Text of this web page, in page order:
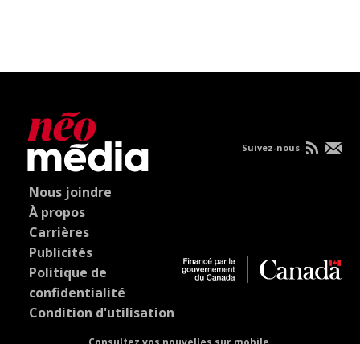
Nous joindre
À propos
Carrières
Publicités
Politique de
confidentialité
Condition d'utilisation
Suivez-nous